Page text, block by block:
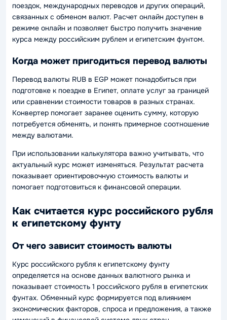
поездок, международных переводов и других операций,
связанных с обменом валют. Расчет онлайн доступен в
режиме онлайн и позволяет быстро получить значение
курса между российским рублем и египетским фунтом.
Когда может пригодиться перевод валюты
Перевод валюты RUB в EGP может понадобиться при
подготовке к поездке в Египет, оплате услуг за границей
или сравнении стоимости товаров в разных странах.
Конвертер помогает заранее оценить сумму, которую
потребуется обменять, и понять примерное соотношение
между валютами.
При использовании калькулятора важно учитывать, что
актуальный курс может изменяться. Результат расчета
показывает ориентировочную стоимость валюты и
помогает подготовиться к финансовой операции.
Как считается курс российского рубля
к египетскому фунту
От чего зависит стоимость валюты
Курс российского рубля к египетскому фунту
определяется на основе данных валютного рынка и
показывает стоимость 1 российского рубля в египетских
фунтах. Обменный курс формируется под влиянием
экономических факторов, спроса и предложения, а также